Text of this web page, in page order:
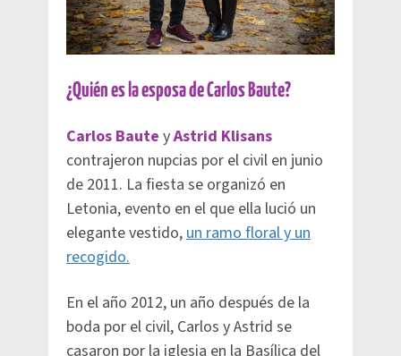
¿Quién es la esposa de Carlos Baute?
Carlos Baute yAstrid Klisans
contrajeron nupcias por el civil en junio
de 2011. La fiesta se organizó en
Letonia, evento en el que ella lució un
elegante vestido, un ramo floral y un
recogido.
En el año 2012, un año después de la
boda por el civil, Carlos y Astrid se
casaron por la iglesia en la Basílica del